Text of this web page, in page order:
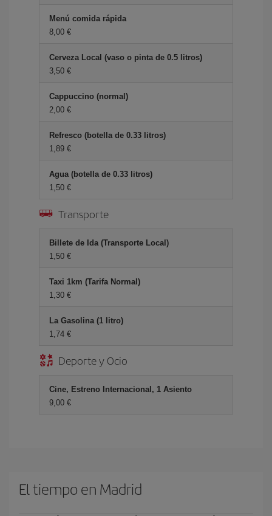
Menú comida rápida
8,00 €
Cerveza Local (vaso o pinta de 0.5 litros)
3,50 €
Cappuccino (normal)
2,00 €
Refresco (botella de 0.33 litros)
1,89 €
Agua (botella de 0.33 litros)
1,50 €
Transporte
Billete de Ida (Transporte Local)
1,50 €
Taxi 1km (Tarifa Normal)
1,30 €
La Gasolina (1 litro)
1,74 €
Deporte y Ocio
Cine, Estreno Internacional, 1 Asiento
9,00 €
El tiempo en Madrid